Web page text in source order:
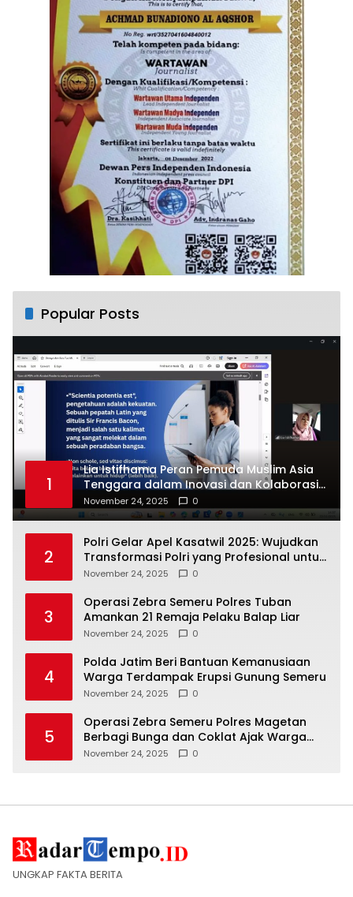
Popular Posts
1
Lia Istifhama Peran Pemuda Muslim Asia
Tenggara dalam Inovasi dan Kolaborasi
Internasional
November 24, 2025 0
2
Polri Gelar Apel Kasatwil 2025: Wujudkan
Transformasi Polri yang Profesional untuk
Masyarakat
November 24, 2025 0
3
Operasi Zebra Semeru Polres Tuban
Amankan 21 Remaja Pelaku Balap Liar
November 24, 2025 0
4
Polda Jatim Beri Bantuan Kemanusiaan
Warga Terdampak Erupsi Gunung Semeru
November 24, 2025 0
5
Operasi Zebra Semeru Polres Magetan
Berbagi Bunga dan Coklat Ajak Warga
Tertib Lalin
November 24, 2025 0
UNGKAP FAKTA BERITA